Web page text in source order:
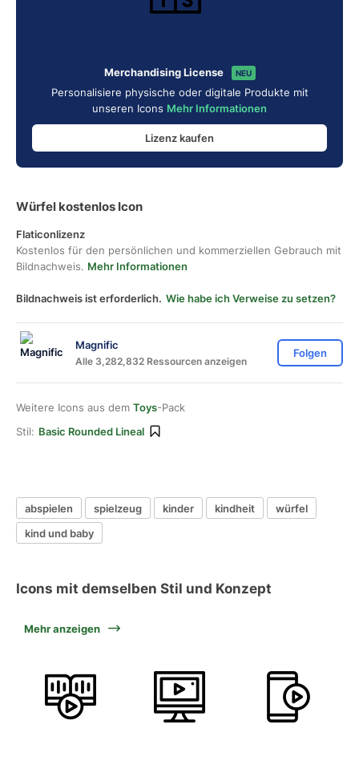
Merchandising License NEU
Personalisiere physische oder digitale Produkte mit
unseren Icons Mehr Informationen
Lizenz kaufen
Würfel kostenlos Icon
Flaticonlizenz
Kostenlos für den persönlichen und kommerziellen Gebrauch mit
Bildnachweis. Mehr Informationen
Bildnachweis ist erforderlich. Wie habe ich Verweise zu setzen?
Magnific
Alle 3,282,832 Ressourcen anzeigen
Folgen
Weitere Icons aus dem Toys-Pack
Stil: Basic Rounded Lineal
abspielen spielzeug kinder kindheit
würfel
kind und baby
Icons mit demselben Stil und Konzept
Mehr anzeigen